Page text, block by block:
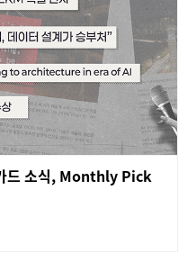
드 소식, Monthly Pick